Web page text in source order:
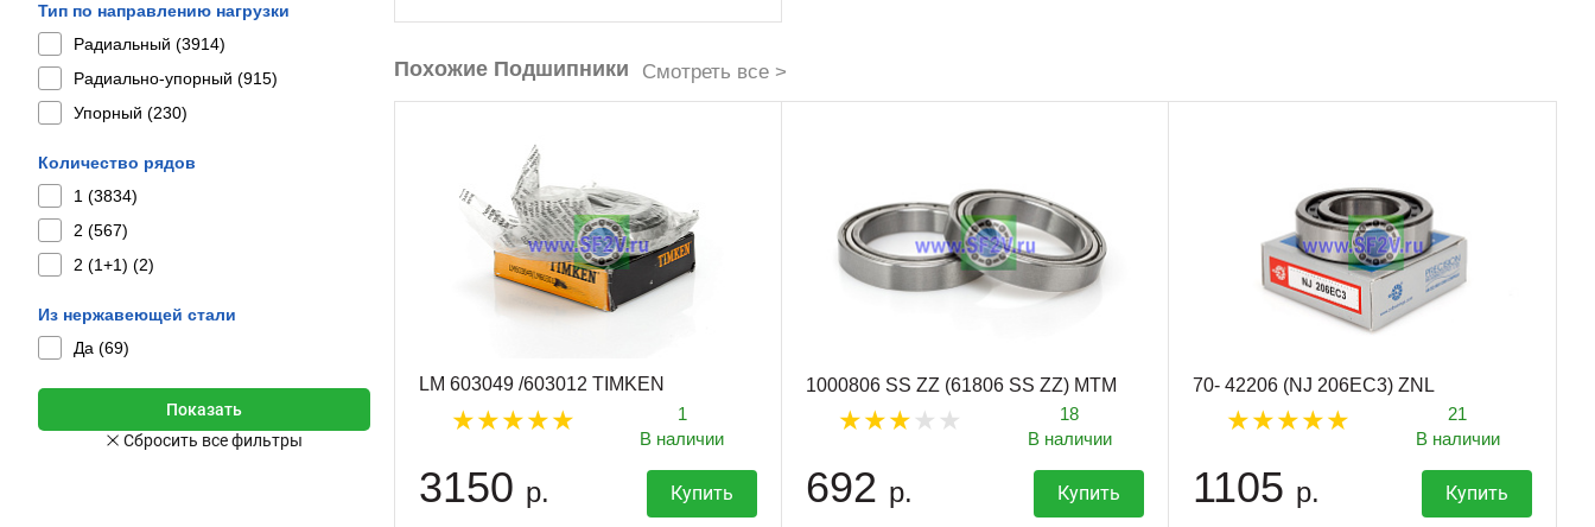
Тип по направлению нагрузки
Радиальный (3914)
Радиально-упорный (915)
Упорный (230)
Количество рядов
1 (3834)
2 (567)
2 (1+1) (2)
Из нержавеющей стали
Да (69)
Похожие Подшипники Смотреть все >
LM 603049 /603012 TIMKEN
1
В наличии
3150 р. Купить
1000806 SS ZZ (61806 SS ZZ) MTM
18
В наличии
692 р. Купить
70- 42206 (NJ 206EC3) ZNL
21
В наличии
1105 р. Купить